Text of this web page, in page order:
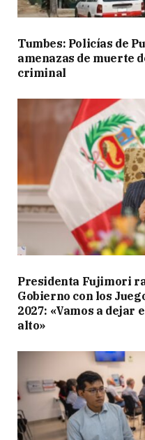
Tumbes: Policías de
amenazas de muerte
criminal
Presidenta Fujimori
Gobierno con los
2027: «Vamos a dejar
alto»